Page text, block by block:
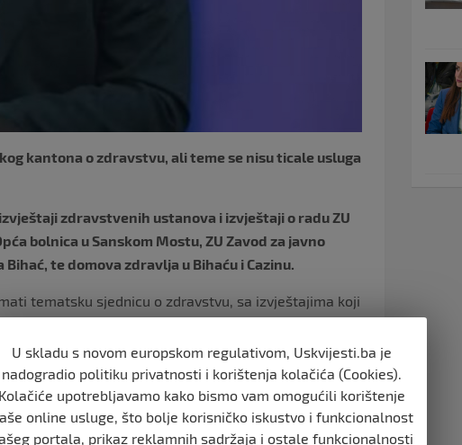
kantona o zdravstvu, ali teme se nisu ticale usluga
zdravstvenih ustanova i izvještaji o radu ZU
bolnica u Sanskom Mostu, ZU Zavod za javno
te domova zdravlja u Bihaću i Cazinu.
tematsku sjednicu o zdravstvu, sa izvještajima koji
raspravlja o potrebama pacijenata.
se gubilo vrijeme na lošim izvještajima, gdje nema
do zapošljavanja. Još teže je vidjeti da li je
kazala je ona.
U skladu s novom europskom regulativom, Uskvijesti.ba je
nadogradio politiku privatnosti i korištenja kolačića (Cookies).
Kolačiće upotrebljavamo kako bismo vam omogućili korištenje
online usluge, što bolje korisničko iskustvo i funkcionalnost
portala, prikaz reklamnih sadržaja i ostale funkcionalnosti